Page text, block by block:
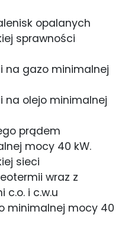
opalanych
sprawności
na gazo minimalnej
na olejo minimalnej
prądem
mocy 40 kW.
sieci
wraz z
c.o. i c.w.u
minimalnej mocy 40